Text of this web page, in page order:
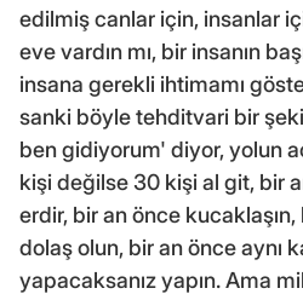
edilmiş canlar için, insanlar
eve vardın mı, bir insanın
insana gerekli ihtimamı
sanki böyle tehditvari bir
ben gidiyorum' diyor, yolun
kişi değilse 30 kişi al git, bir
erdir, bir an önce
dolaş olun, bir an önce aynı
yapacaksanız yapın. Ama